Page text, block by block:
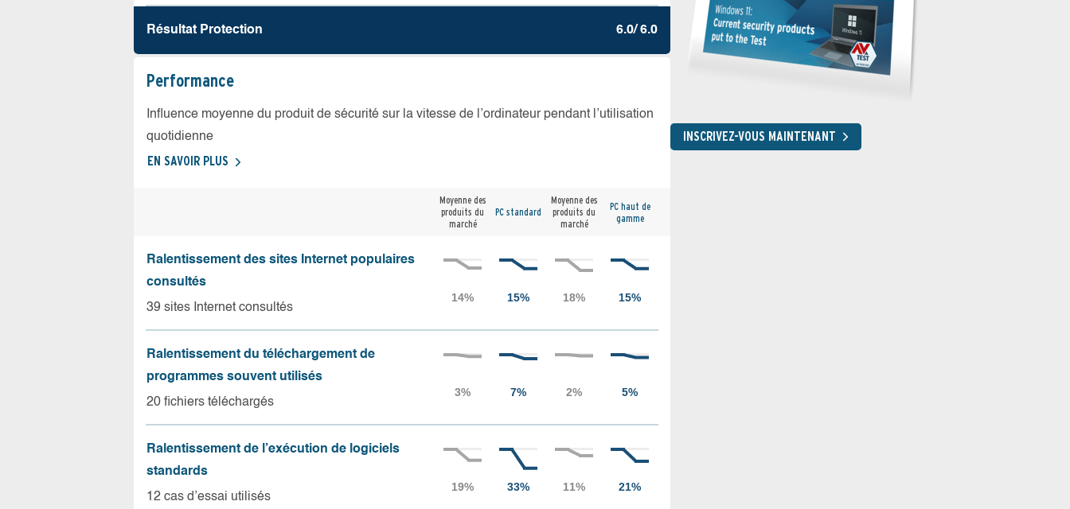
Résultat Protection 6.0/ 6.0
Performance
Influence moyenne du produit de sécurité sur la vitesse de l’ordinateur pendant l’utilisation
quotidienne
EN SAVOIR PLUS
Moyenne des
produits du
marché
PC standard
Moyenne des
produits du
marché
PC haut de
gamme
Ralentissement des sites Internet populaires
consultés
39 sites Internet consultés
Ralentissement du téléchargement de
programmes souvent utilisés
20 fichiers téléchargés
Ralentissement de l’exécution de logiciels
standards
12 cas d’essai utilisés
INSCRIVEZ-VOUS MAINTENANT